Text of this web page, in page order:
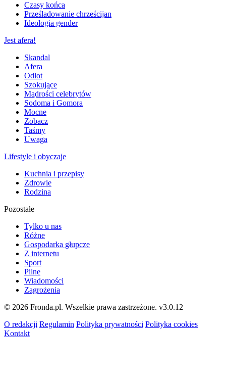
Czasy końca
Prześladowanie chrześcijan
Ideologia gender
Jest afera!
Skandal
Afera
Odlot
Szokujące
Mądrości celebrytów
Sodoma i Gomora
Mocne
Zobacz
Taśmy
Uwaga
Lifestyle i obyczaje
Kuchnia i przepisy
Zdrowie
Rodzina
Pozostałe
Tylko u nas
Różne
Gospodarka głupcze
Z internetu
Sport
Pilne
Wiadomości
Zagrożenia
© 2026 Fronda.pl. Wszelkie prawa zastrzeżone. v3.0.12
O redakcji Regulamin Polityka prywatności Polityka cookies
Kontakt